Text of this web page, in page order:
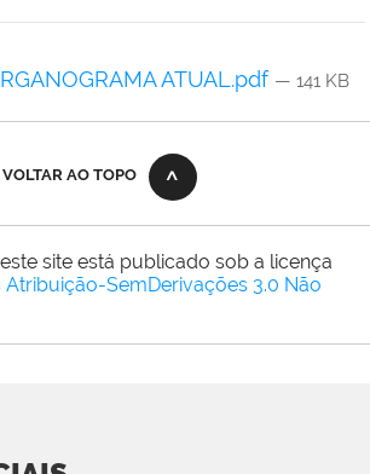
ATUAL.pdf — 141 KB
VOLTAR AO TOPO
site está publicado sob a licença
SemDerivações 3.0 Não